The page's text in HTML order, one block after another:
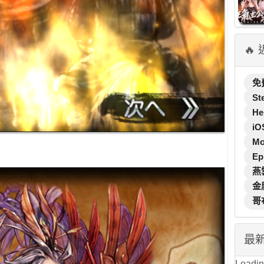
🔥
免
燕
金
哥
最